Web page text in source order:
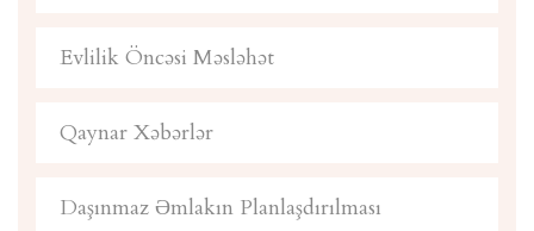
Evlilik Öncəsi Məsləhət
Qaynar Xəbərlər
Daşınmaz Əmlakın Planlaşdırılması